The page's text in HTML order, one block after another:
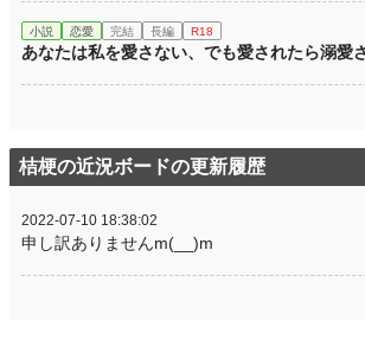
小説 恋愛 完結 長編 R18
あなたは私を愛さない、でも愛されたら溺愛
桔梗の近況ボードの更新履歴
2022-07-10 18:38:02
申し訳ありませんm(__)m